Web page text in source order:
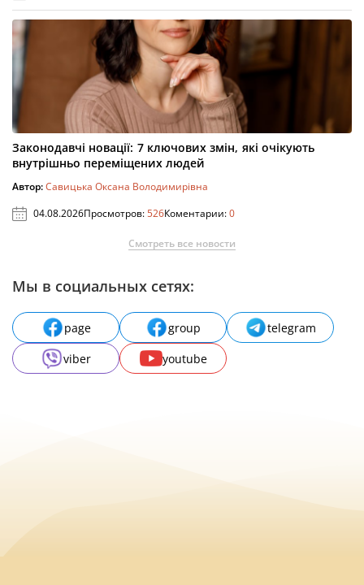
Законодавчі новації: 7 ключових змін, які очікують
внутрішньо переміщених людей
Автор:Савицька Оксана Володимирівна
04.08.2026Просмотров:526Коментарии:0
Смотреть все новости
Мы в социальных сетях:
page group
telegram
viber
youtube